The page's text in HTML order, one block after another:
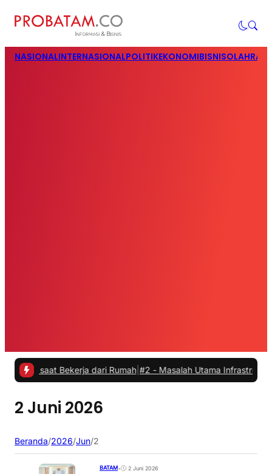
NASIONALINTERNASIONALPOLITIKEKONOMIBISNIS
saat Bekerja dari Rumah| #2 -Masalah Utama Infrastruktur
2 Juni 2026
Beranda/2026/Jun/2
BATAM• 2 Juni 2026